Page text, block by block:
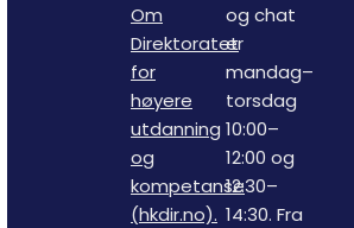
Om
Direktoratet
for
høyere
utdanning
og
kompetanse
(hkdir.no).
og chat
er
mandag–
torsdag
10:00–
12:00 og
12:30–
14:30. Fra